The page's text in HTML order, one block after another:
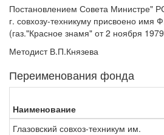
Постановлением Совета Министре"
г. совхозу-техникуму присвоено имя
(газ."Красное знамя" от 2 ноября
Методист В.П.Князева
Переименования фонда
Наименование
Глазовский совхоз-техникум им.